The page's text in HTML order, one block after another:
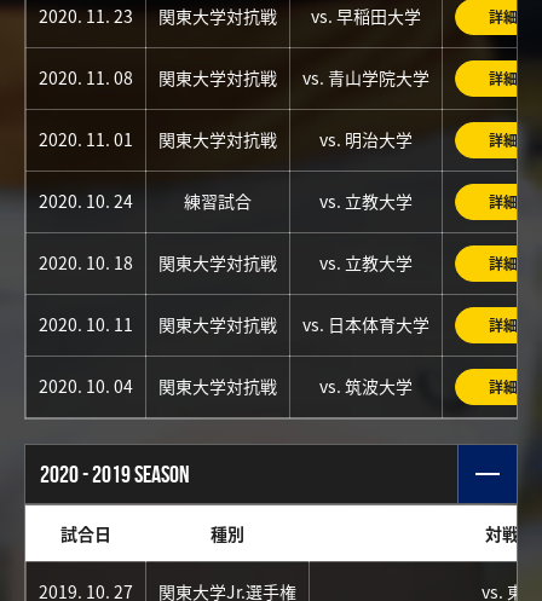
2020. 11. 23 関東大学対抗戦 vs. 早稲田大学 詳細
2020. 11. 08 関東大学対抗戦 vs. 青山学院大学 詳細
2020. 11. 01 関東大学対抗戦 vs. 明治大学 詳細
2020. 10. 24 練習試合 vs. 立教大学 詳細
2020. 10. 18 関東大学対抗戦 vs. 立教大学 詳細
2020. 10. 11 関東大学対抗戦 vs. 日本体育大学 詳細
2020. 10. 04 関東大学対抗戦 vs. 筑波大学 詳細
2020 - 2019 SEASON
試合日 種別 対戦チ
2019. 10. 27 関東大学Jr.選手権 vs. 東